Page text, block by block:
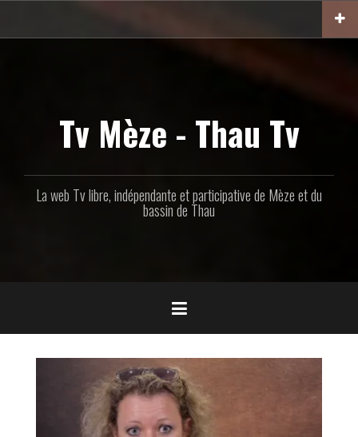
contenu
Tv Mèze - Thau Tv
La web Tv libre, indépendante et participative de Mèze et du
bassin de Thau